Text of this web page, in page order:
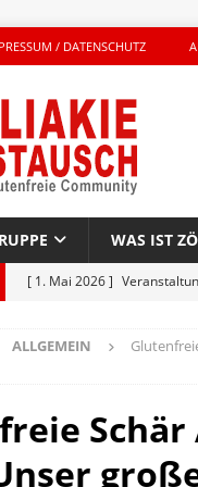
/ DATENSCHUTZ
WAS IST
[ 1. Mai 2026 ]
[ 27. April 2026 ]
Komplett
[ 23. April 2026 ]
PRODUKTTEST
ALLGEMEIN